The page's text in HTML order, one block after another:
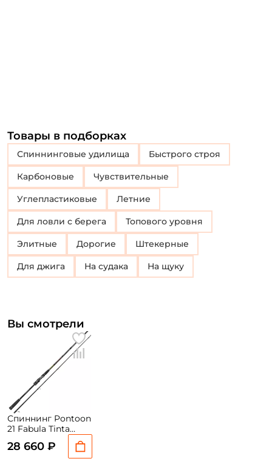
Товары в подборках
Спиннинговые удилища Быстрого строя
Карбоновые Чувствительные
Углепластиковые Летние
Для ловли с берега Топового уровня
Элитные Дорогие Штекерные
Для джига На судака На щуку
Вы смотрели
Спиннинг Pontoon
21 Fabula Tinta
141гр. fast /
28 660 ₽